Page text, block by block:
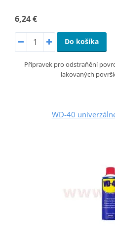
6,24 €
Do košíka
Přípravek pro odstraňění
lakovaných
WD-40